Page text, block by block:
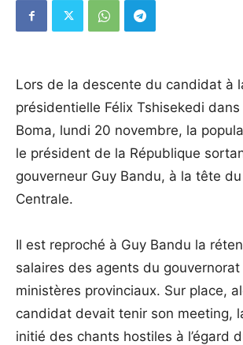
Lors de la descente du candidat à
présidentielle Félix Tshisekedi
Boma, lundi 20 novembre, la
le président de la République
gouverneur Guy Bandu, à la tête
Centrale.
Il est reproché à Guy Bandu la
salaires des agents du
ministères provinciaux. Sur place,
candidat devait tenir son meeting,
initié des chants hostiles à l’égard